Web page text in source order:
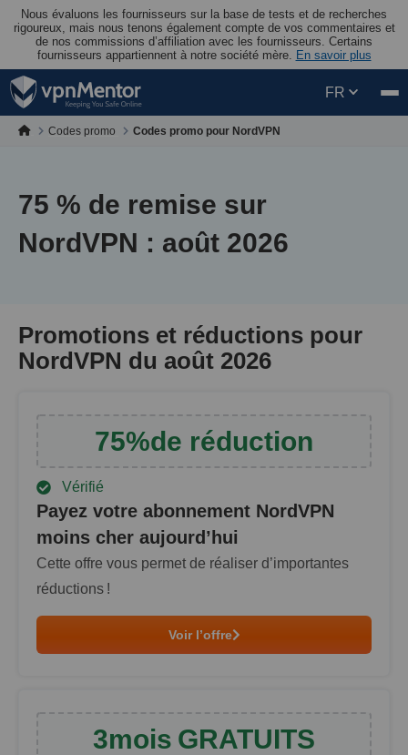
Nous évaluons les fournisseurs sur la base de tests et de recherches
rigoureux, mais nous tenons également compte de vos commentaires et
de nos commissions d’affiliation avec les fournisseurs. Certains
fournisseurs appartiennent à notre société mère. En savoir plus
FR
Codes promo Codes promo pour NordVPN
75 % de remise sur
NordVPN : août 2026
Promotions et réductions pour
NordVPN du août 2026
75%de réduction
Vérifié
Payez votre abonnement NordVPN
moins cher aujourd’hui
Cette offre vous permet de réaliser d’importantes
réductions !
Voir l’offre
3mois GRATUITS